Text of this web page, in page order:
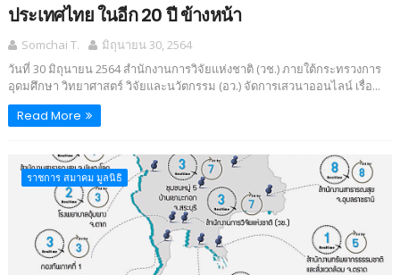
ประเทศไทย ในอีก 20 ปี ข้างหน้า
Somchai T.
มิถุนายน 30, 2564
วันที่ 30 มิถุนายน 2564 สำนักงานการวิจัยแห่งชาติ (วช.) ภายใต้กระทรวงการ
อุดมศึกษา วิทยาศาสตร์ วิจัยและนวัตกรรม (อว.) จัดการเสวนาออนไลน์ เรื่อ...
Read More
ราชการ สมาคม มูลนิธิ